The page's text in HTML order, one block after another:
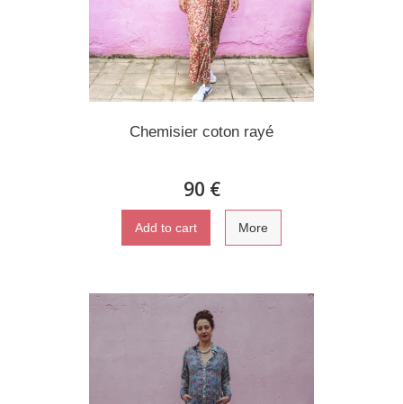
Chemisier coton rayé
90 €
Add to cart More